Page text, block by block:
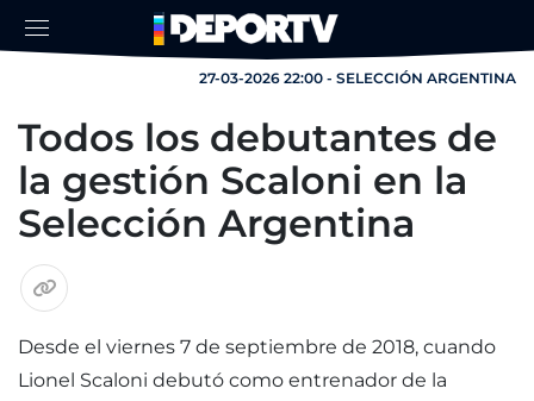
27-03-2026 22:00 - SELECCIÓN ARGENTINA
Todos los debutantes de
la gestión Scaloni en la
Selección Argentina
Desde el viernes 7 de septiembre de 2018, cuando
Lionel Scaloni debutó como entrenador de la